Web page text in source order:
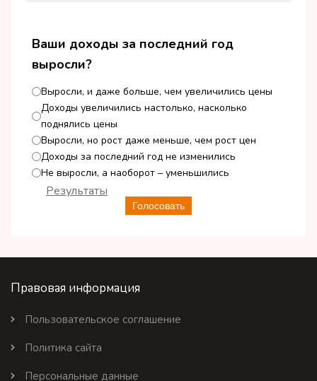
Ваши доходы за последний год
выросли?
Выросли, и даже больше, чем увеличились цены
Доходы увеличились настолько, насколько
поднялись цены
Выросли, но рост даже меньше, чем рост цен
Доходы за последний год не изменились
Не выросли, а наоборот – уменьшились
Голосовать
Результаты
Правовая информация
Пользовательское соглашение
Политика сайта
Персональные данные